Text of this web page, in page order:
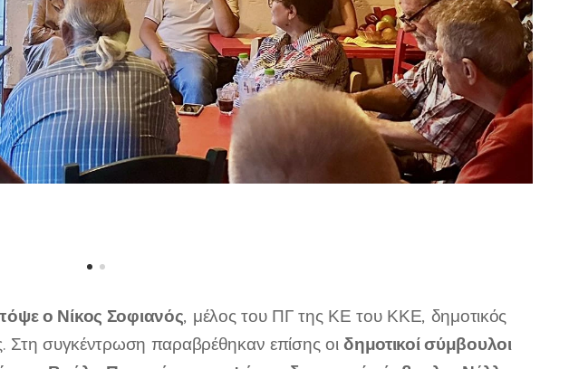
ο Νίκος Σοφιανός, μέλος του ΠΓ της ΚΕ του ΚΚΕ, δημοτικός
συγκέντρωση παραβρέθηκαν επίσης οιδημοτικοί σύμβουλοι